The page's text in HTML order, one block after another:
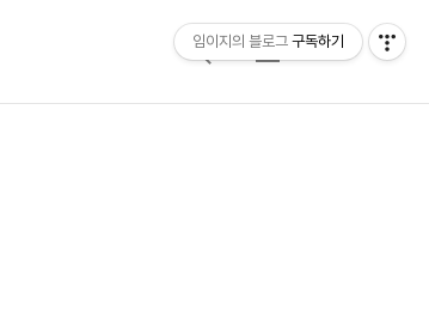
검
메
임이지의 블로그 구독하기